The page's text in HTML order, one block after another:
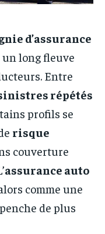
d’assurance
un long fleuve
Entre
répétés
profils se
risque
couverture
assurance auto
comme une
de plus